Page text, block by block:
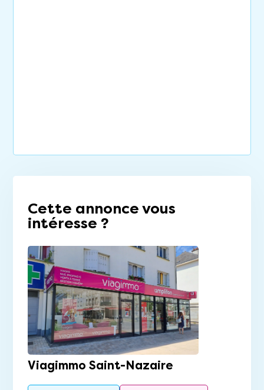
Cette annonce vous
intéresse ?
Viagimmo Saint-Nazaire